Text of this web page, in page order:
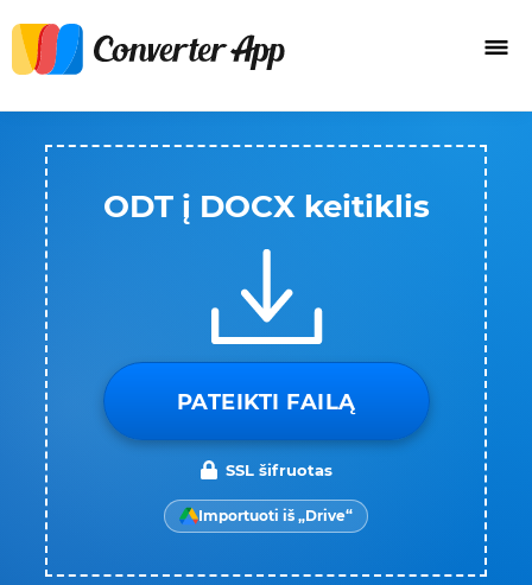
ODT į DOCX keitiklis
PATEIKTI FAILĄ
SSL šifruotas
Importuoti iš „Drive“